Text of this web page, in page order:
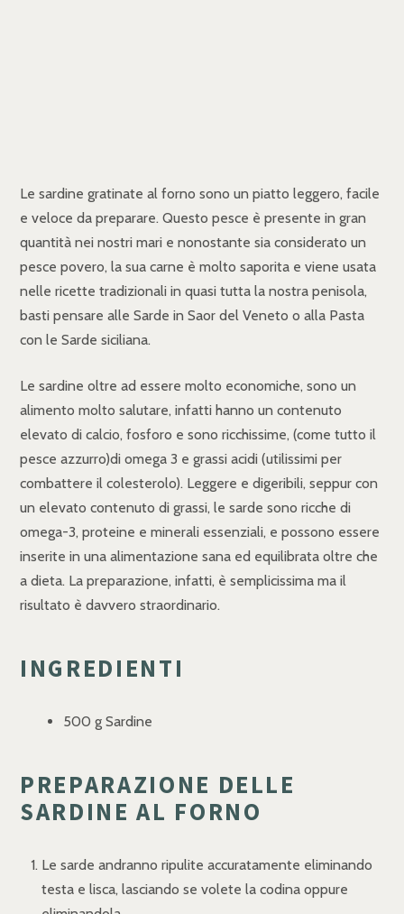
Le sardine gratinate al forno sono un piatto leggero, facile
e veloce da preparare. Questo pesce è presente in gran
quantità nei nostri mari e nonostante sia considerato un
pesce povero, la sua carne è molto saporita e viene usata
nelle ricette tradizionali in quasi tutta la nostra penisola,
basti pensare alle Sarde in Saor del Veneto o alla Pasta
con le Sarde siciliana.
Le sardine oltre ad essere molto economiche, sono un
alimento molto salutare, infatti hanno un contenuto
elevato di calcio, fosforo e sono ricchissime, (come tutto il
pesce azzurro)di omega 3 e grassi acidi (utilissimi per
combattere il colesterolo). Leggere e digeribili, seppur con
un elevato contenuto di grassi, le sarde sono ricche di
omega-3, proteine e minerali essenziali, e possono essere
inserite in una alimentazione sana ed equilibrata oltre che
a dieta. La preparazione, infatti, è semplicissima ma il
risultato è davvero straordinario.
INGREDIENTI
500 g Sardine
PREPARAZIONE DELLE
SARDINE AL FORNO
Le sarde andranno ripulite accuratamente eliminando
testa e lisca, lasciando se volete la codina oppure